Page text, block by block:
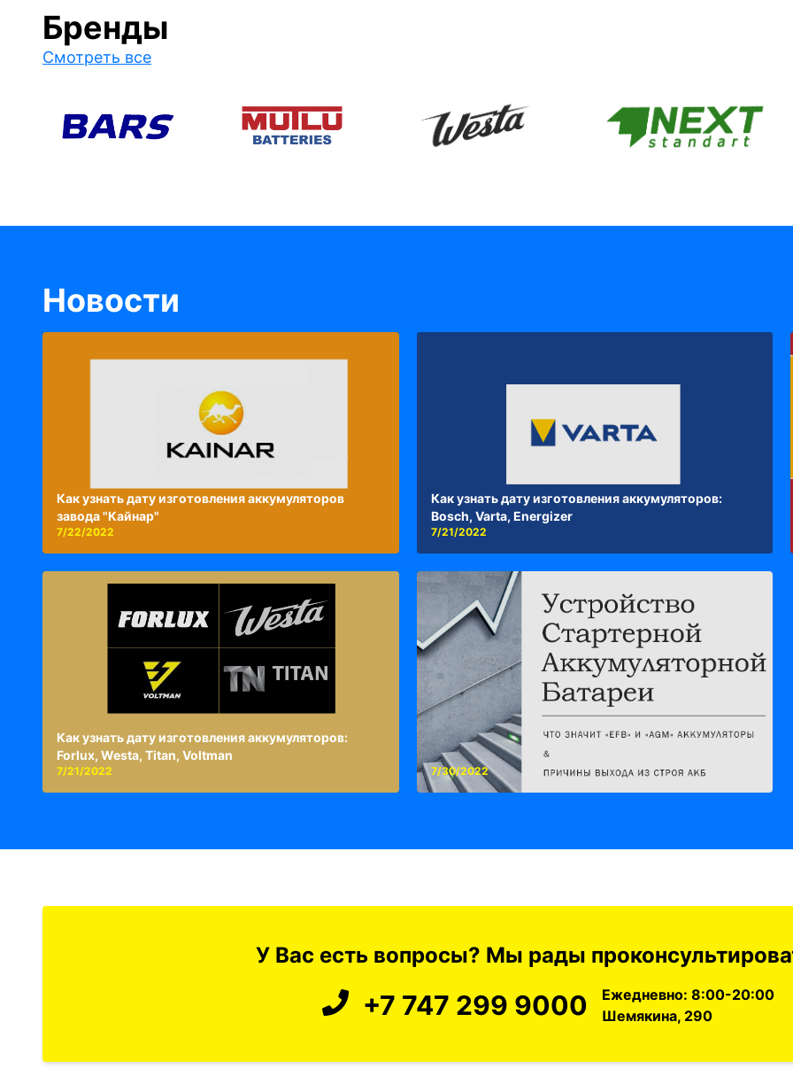
Бренды
Смотреть все
Новости
Как узнать дату изготовления аккумуляторов
завода "Кайнар"
7/22/2022
Как узнать дату изготовления аккумуляторов:
Bosch, Varta, Energizer
7/21/2022
Как узнать дату изготовления аккумуляторов:
Forlux, Westa, Titan, Voltman
7/21/2022 7/30/2022
У Вас есть вопросы? Мы рады
+7 747 299 9000
Ежедневно: 8:00-20:00
Шемякина, 290